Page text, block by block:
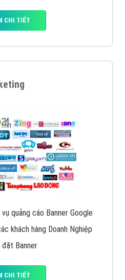
CHI TIẾT
quảng cáo Banner Google
khách hàng Doanh Nghiệp
đặt Banner
CHI TIẾT